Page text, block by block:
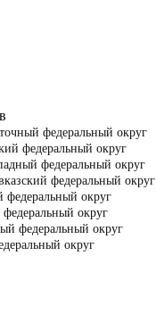
федеральный округ
федеральный округ
федеральный округ
федеральный округ
федеральный округ
округ
федеральный округ
округ